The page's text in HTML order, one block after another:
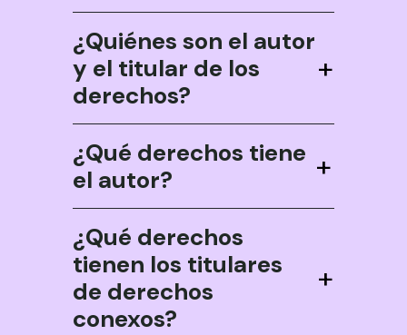
¿Quiénes son el autor
y el titular de los
derechos?
+
¿Qué derechos tiene
el autor?
+
¿Qué derechos
tienen los titulares
de derechos
conexos?
+